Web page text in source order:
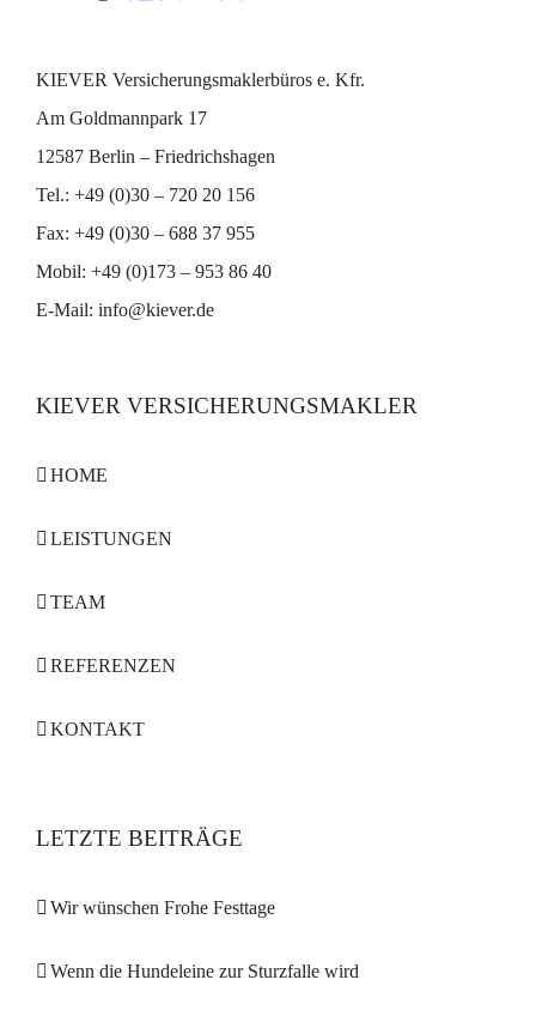
KIEVER Versicherungsmaklerbüros e. Kfr.
Am Goldmannpark 17
12587 Berlin – Friedrichshagen
Tel.: +49 (0)30 – 720 20 156
Fax: +49 (0)30 – 688 37 955
Mobil: +49 (0)173 – 953 86 40
E-Mail: info@kiever.de
KIEVER VERSICHERUNGSMAKLER
HOME
LEISTUNGEN
TEAM
REFERENZEN
KONTAKT
LETZTE BEITRÄGE
Wir wünschen Frohe Festtage
Wenn die Hundeleine zur Sturzfalle wird